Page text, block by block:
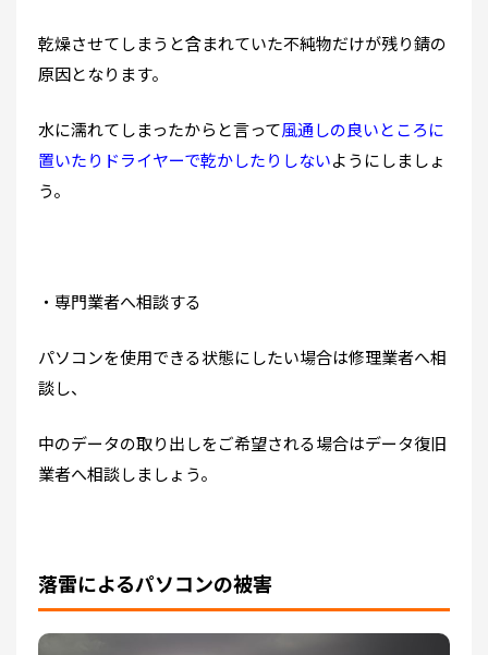
乾燥させてしまうと含まれていた不純物だけが残り錆の
原因となります。
水に濡れてしまったからと言って風通しの良いところに
置いたりドライヤーで乾かしたりしないようにしましょ
う。
・専門業者へ相談する
パソコンを使用できる状態にしたい場合は修理業者へ相
談し、
中のデータの取り出しをご希望される場合はデータ復旧
業者へ相談しましょう。
落雷によるパソコンの被害